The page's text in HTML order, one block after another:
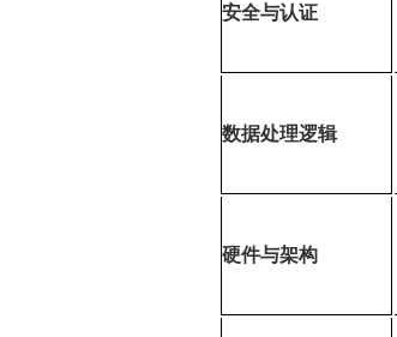
安全与认证
数据处理逻辑
硬件与架构